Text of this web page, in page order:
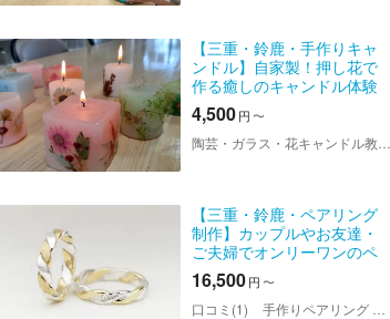
【三重・鈴鹿・手作りキャ
ンドル】自家製！押し花で
作る癒しのキャンドル体験
です。押し花キャンドル（2
個）
4,500円 〜
【三重・鈴鹿・ペアリング
制作】カップルやお友達・
ご夫婦でオンリーワンのペ
アリング制作！＜ふたり結
び＞
16,500円 〜
口コミ(1) 手作りペアリング OneT.(ワント) 三重店